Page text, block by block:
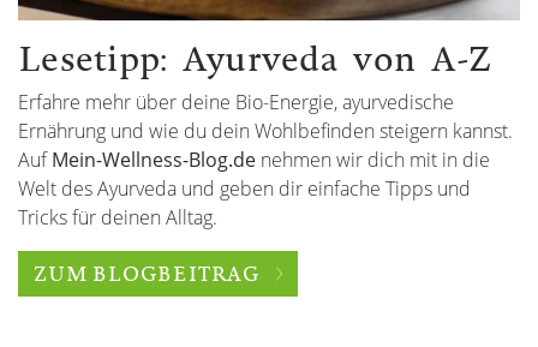
Lesetipp: Ayurveda von A-Z
Erfahre mehr über deine Bio-Energie, ayurvedische
Ernährung und wie du dein Wohlbefinden steigern kannst.
AufMein-Wellness-Blog.de nehmen wir dich mit in die
Welt des Ayurveda und geben dir einfache Tipps und
Tricks für deinen Alltag.
ZUM BLOGBEITRAG